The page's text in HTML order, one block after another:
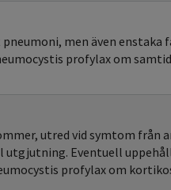
men även enstaka
profylax om
utred vid symtom från
utgjutning. Eventuell
profylax om